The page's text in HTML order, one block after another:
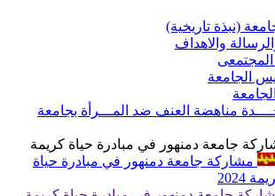
(نبذة تاريخية)
والاهداف
المجتمعى
الجامعة
مناهضة العنف ضد المـــرأة بجامعة
جامعة دمنهور في مبادرة حياة كريمة
مشاركة جامعة دمنهور في مبادرة حياة
2024